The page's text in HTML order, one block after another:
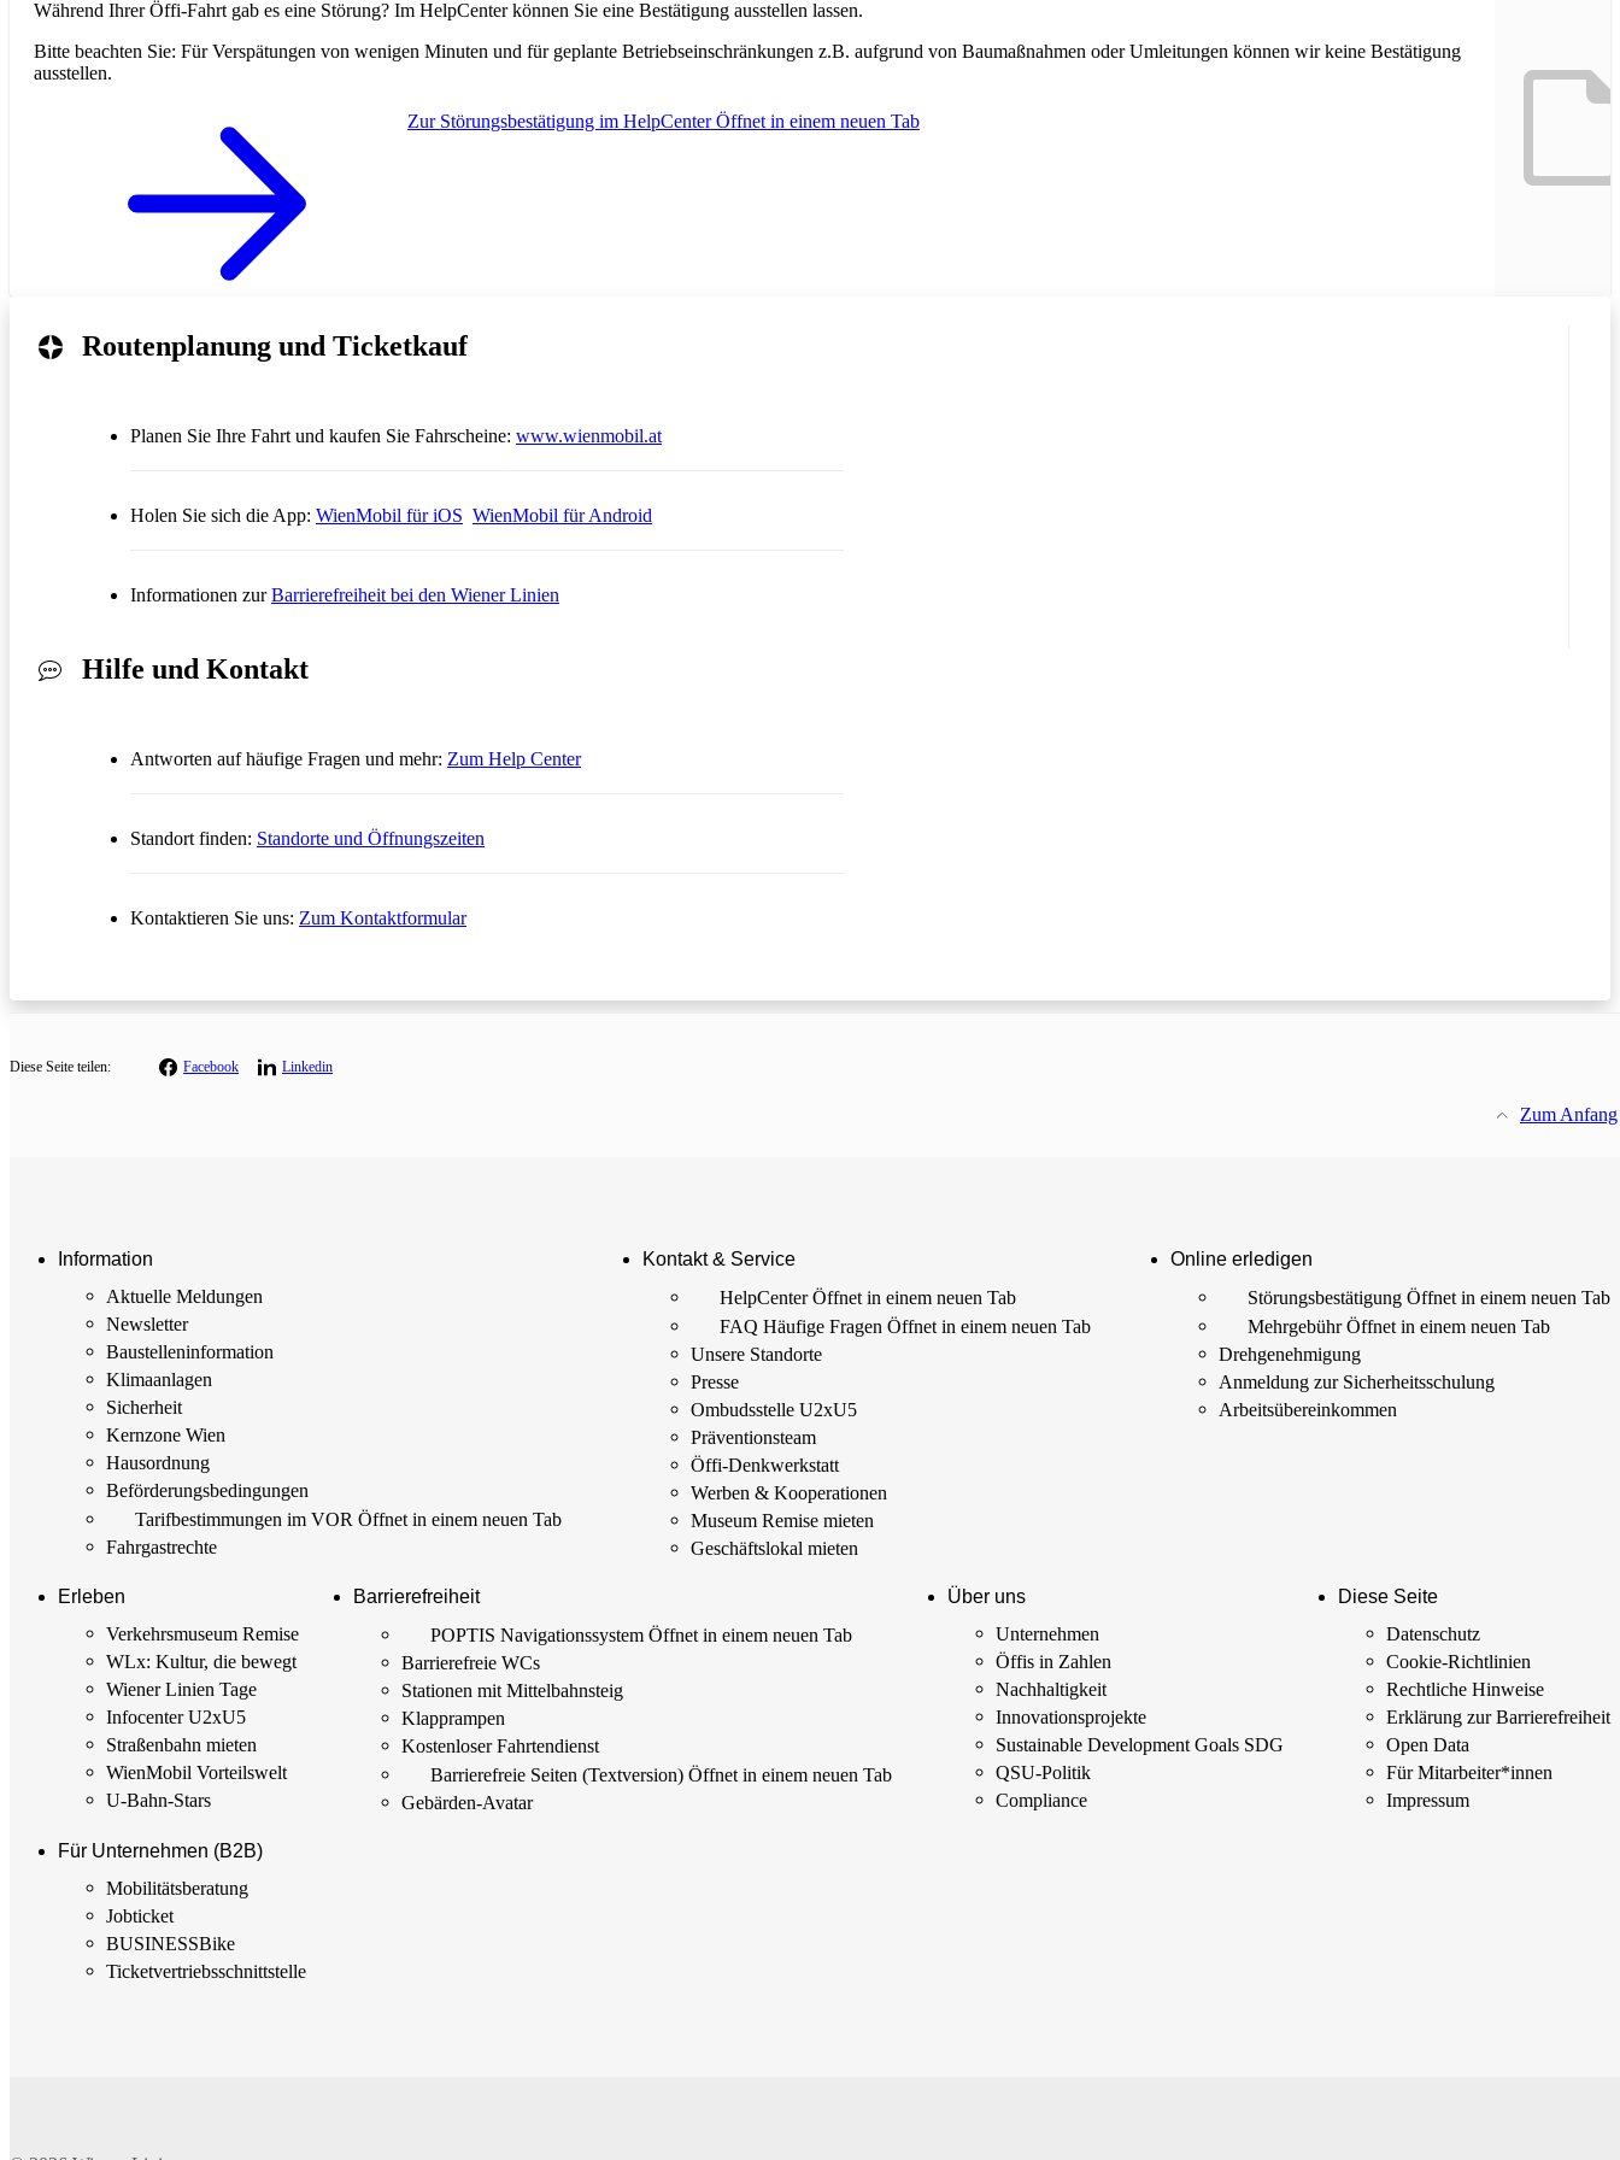
Während Ihrer Öffi-Fahrt gab es eine Störung? Im HelpCenter können Sie eine Bestätigung ausstellen lassen.
Bitte beachten Sie: Für Verspätungen von wenigen Minuten und für geplante Betriebseinschränkungen z.B. aufgrund von Baumaßnahmen oder Umleitungen können wir keine Bestätigung
ausstellen.
Zur Störungsbestätigung im HelpCenterÖffnet in einem neuen Tab
Routenplanung und Ticketkauf
Planen Sie Ihre Fahrt und kaufen Sie Fahrscheine: www.wienmobil.atÖffnet in einem neuen Tab
Holen Sie sich die App: WienMobil für iOS Öffnet in einem neuen Tab
WienMobil für Android
Informationen zurBarrierefreiheit bei den Wiener Linien
Hilfe und Kontakt
Antworten auf häufige Fragen und mehr: Zum Help CenterÖffnet in einem neuen Tab
Standort finden: Standorte und Öffnungszeiten
Kontaktieren Sie uns: Zum KontaktformularÖffnet in einem neuen Tab
Diese Seite teilen: Facebook Linkedin
Zum Anfang
Information
Aktuelle Meldungen
Newsletter
Baustellen­information
Klimaanlagen
Sicherheit
Kernzone Wien
Hausordnung
Beförderungs­bedingungen
Tarif­bestimmungen im VOR Öffnet in einem neuen Tab
Fahrgastrechte
Kontakt & Service
HelpCenterÖffnet in einem neuen Tab
FAQ Häufige Fragen Öffnet in einem neuen Tab
Unsere Standorte
Presse
Ombudsstelle U2xU5
Präventionsteam
Öffi-Denkwerkstatt
Werben & Kooperationen
Museum Remise mieten
Geschäftslokal mieten
Online erledigen
Störungs­bestätigung Öffnet in einem neuen Tab
MehrgebührÖffnet in einem neuen Tab
Drehgenehmigung
Anmeldung zur Sicherheits­schulung
Arbeits­übereinkommen
Erleben
Verkehrsmuseum Remise
WLx: Kultur, die bewegt
Wiener Linien Tage
Infocenter U2xU5
Straßenbahn mieten
WienMobil Vorteilswelt
U-Bahn-Stars
Barrierefreiheit
POPTIS NavigationssystemÖffnet in einem neuen Tab
Barrierefreie WCs
Stationen mit Mittelbahnsteig
Klapprampen
Kostenloser Fahrtendienst
Barrierefreie Seiten (Textversion)Öffnet in einem neuen Tab
Gebärden-Avatar
Über uns
Unternehmen
Öffis in Zahlen
Nachhaltigkeit
Innovations­projekte
Sustainable Development Goals SDG
QSU-Politik
Compliance
Diese Seite
Datenschutz
Cookie-Richtlinien
Rechtliche Hinweise
Erklärung zur Barrierefreiheit
Open Data
Für Mitarbeiter­*innen
Impressum
Für Unternehmen (B2B)
Mobilitäts­beratung
Jobticket
BUSINESSBike
Ticketvertriebs­schnittstelle